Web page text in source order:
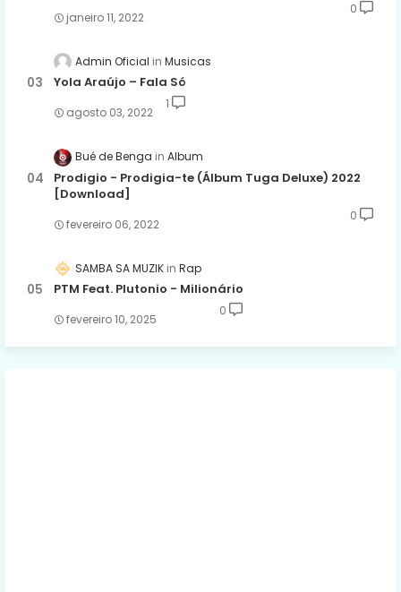
janeiro 11, 2022
0
Admin Oficial Musicas
Yola Araújo – Fala Só
agosto 03, 2022
1
Bué de Benga Album
Prodigio - Prodigia-te (Álbum Tuga Deluxe) 2022
[Download]
fevereiro 06, 2022
0
SAMBA SA MUZIK Rap
PTM Feat. Plutonio - Milionário
fevereiro 10, 2025
0